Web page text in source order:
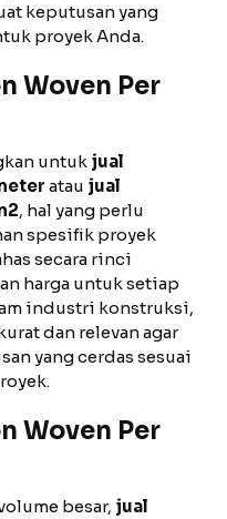
keputusan yang
proyek Anda.
Woven Per
untuk jual
atau jual
, hal yang perlu
spesifik proyek
secara rinci
harga untuk setiap
industri konstruksi,
dan relevan agar
yang cerdas sesuai
Woven Per
besar, jual